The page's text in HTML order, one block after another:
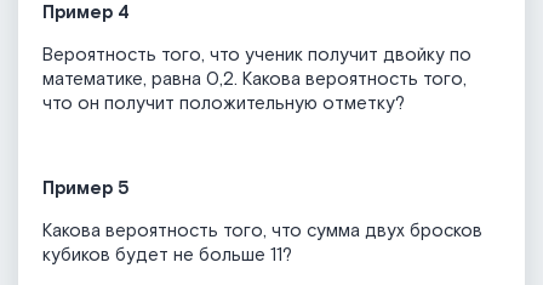
Пример 4
Вероятность того, что ученик получит двойку по
математике, равна 0,2. Какова вероятность того,
что он получит положительную отметку?
Пример 5
Какова вероятность того, что сумма двух бросков
кубиков будет не больше 11?